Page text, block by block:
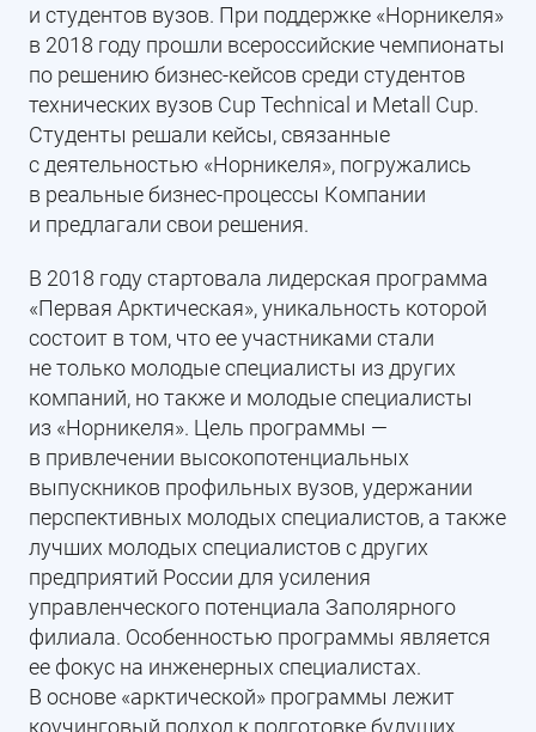
и студентов вузов. При поддержке «Норникеля»
в 2018 году прошли всероссийские чемпионаты
по решению бизнес-кейсов среди студентов
технических вузов Cup Technical и Metall Cup.
Студенты решали кейсы, связанные
с деятельностью «Норникеля», погружались
в реальные бизнес-процессы Компании
и предлагали свои решения.
В 2018 году стартовала лидерская программа
«Первая Арктическая», уникальность которой
состоит в том, что ее участниками стали
не только молодые специалисты из других
компаний, но также и молодые специалисты
из «Норникеля». Цель программы —
в привлечении высокопотенциальных
выпускников профильных вузов, удержании
перспективных молодых специалистов, а также
лучших молодых специалистов с других
предприятий России для усиления
управленческого потенциала Заполярного
филиала. Особенностью программы является
ее фокус на инженерных специалистах.
В основе «арктической» программы лежит
коучинговый подход к подготовке будущих